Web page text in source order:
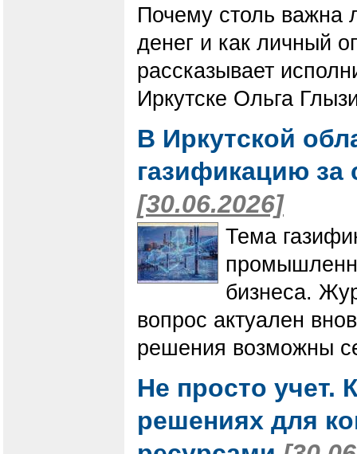
Почему столь важна
денег и как личный
рассказывает
Иркутске Ольга
В Иркутской
газификацию
[30.06.2026]
Тема
бизнеса.
вопрос актуален
решения возможны
Не просто
решениях для